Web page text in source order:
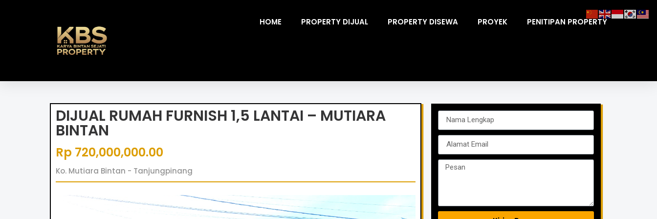
HOME PROPERTY DIJUAL PROPERTY DISEWA PROYEK PENITIPAN PROPERTY
DIJUAL RUMAH FURNISH 1,5 LANTAI – MUTIARA
BINTAN
Rp 720,000,000.00
Ko. Mutiara Bintan - Tanjungpinang